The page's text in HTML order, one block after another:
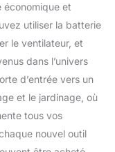
économique et
utiliser la batterie
le ventilateur, et
dans l’univers
d’entrée vers un
et le jardinage, où
tous vos
nouvel outil